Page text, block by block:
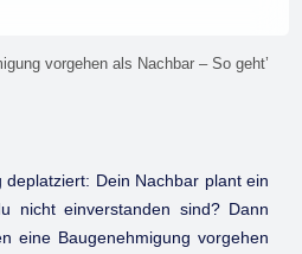
vorgehen als Nachbar – So geht’s
Dein Nachbar plant ein
nicht einverstanden sind? Dann
eine Baugenehmigung vorgehen